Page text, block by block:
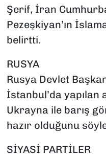
Şerif, İran
Pezeşkiyan’ın
belirtti.
RUSYA
Rusya Devlet
İstanbul’da yapılan
Ukrayna ile barış
hazır olduğunu
SİYASİ PARTİLER